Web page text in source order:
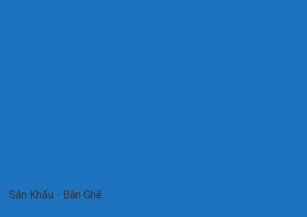
Sân Khấu - Bàn Ghế